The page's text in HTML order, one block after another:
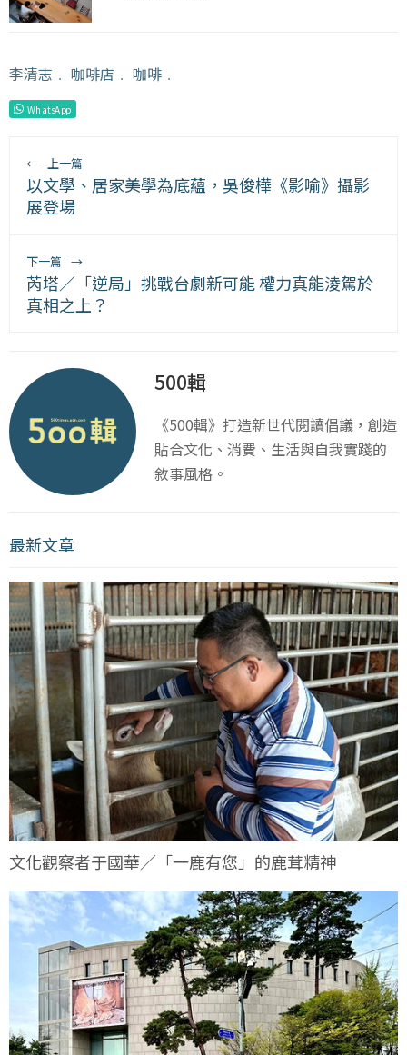
李清志 ﹒ 咖啡店 ﹒ 咖啡 ﹒
WhatsApp
← 上一篇
以文學、居家美學為底蘊，吳俊樺《影喻》攝影
展登場
下一篇 →
芮塔／「逆局」挑戰台劇新可能 權力真能淩駕於
真相之上？
500輯
《500輯》打造新世代閱讀倡議，創造
貼合文化、消費、生活與自我實踐的
敘事風格。
最新文章
文化觀察者于國華／「一鹿有您」的鹿茸精神